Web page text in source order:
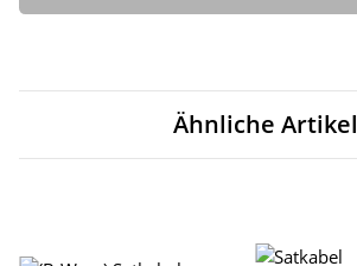
Ähnliche Artikel